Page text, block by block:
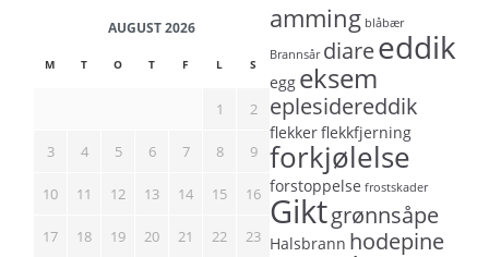
AUGUST 2026
M T O T F L S
1 2
3 4 5 6 7 8 9
10 11 12 13 14 15 16
17 18 19 20 21 22 23
amming blåbær
Brannsår diareeddik
egg eksem
eplesidereddik
flekkerflekkfjerning
forkjølelse
forstoppelse frostskader
Giktgrønnsåpe
Halsbrann hodepine